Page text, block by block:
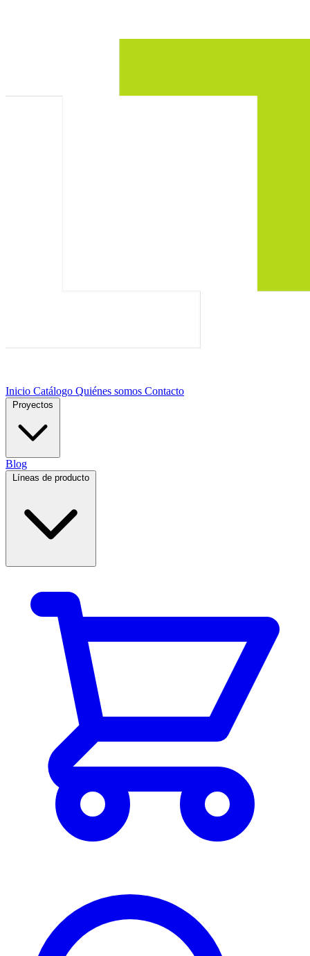
Inicio Catálogo Quiénes somos Contacto
Proyectos
Blog
Líneas de producto